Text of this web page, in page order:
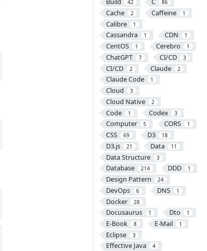
42 86
Cache 2 Caffeine 1
Calibre 1
Cassandra 1 CDN 1
CentOS 1 Cerebro 1
ChatGPT 7 CI/CD 3
CI/CD 2 Claude 2
Claude Code 1
Cloud 3
Cloud Native 2
Code 1 Codex 3
Computer 5 CORS 1
CSS 69 D3 18
D3.js 21 Data 11
Data Structure 3
Database 214 DDD 1
Design Pattern 24
DevOps 6 DNS 1
Docker 28
Docusaurus 1 Dto 1
E-Book 8 E-Mail 1
Eclipse 3
Effective Java 4